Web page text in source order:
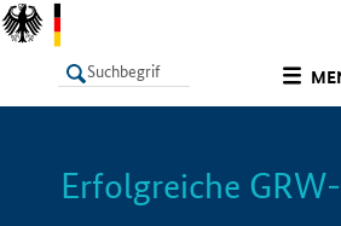
LISTE
Erfolgreiche